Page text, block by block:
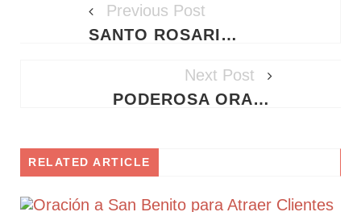
Previous Post
SANTO ROSARIO DE HOY JUEVES 7 DE MAYO DE 2026 - MISTERIOS LUMINOSOS
Next Post
PODEROSA ORACIÓN A SAN JORGE PARA ATRAER CLIENTES Y MULTIPLICAR TUS VENTAS HOY
RELATED ARTICLE